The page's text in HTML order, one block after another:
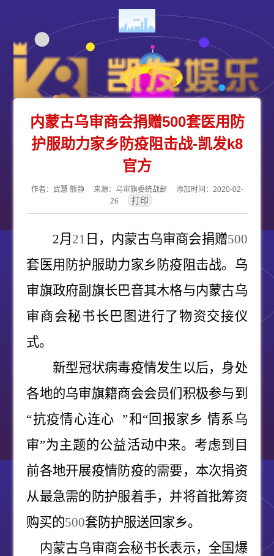
内蒙古乌审商会捐赠500套医用防
护服助力家乡防疫阻击战-凯发k8
官方
作者：武慧 熊静 来源：乌审旗委统战部 添加时间：2020-02-
26
2月 21 日，内蒙古乌审商会捐赠500
套医用防护服助力家乡防疫阻击战。乌
审旗政府副旗长巴音其木格与内蒙古乌
审商会秘书长巴图进行了物资交接仪
式。
新型冠状病毒疫情发生以后，身处
各地的乌审旗籍商会会员们积极参与到
“抗疫情心连心 ”和“回报家乡 情系乌
审”为主题的公益活动中来。考虑到目
前各地开展疫情防疫的需要，本次捐资
从最急需的防护服着手，并将首批筹资
购买的500套防护服送回家乡。
内蒙古乌审商会秘书长表示，全国爆